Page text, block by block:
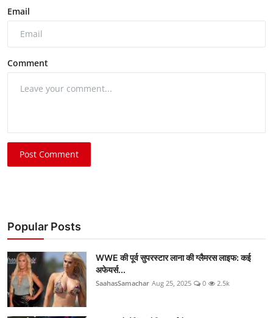
Email
Comment
Post Comment
Popular Posts
WWE की पूर्व सुपरस्टार लाना की ग्लैमरस लाइफ: कई
अफेयर्स...
SaahasSamachar Aug 25, 2025 0 2.5k